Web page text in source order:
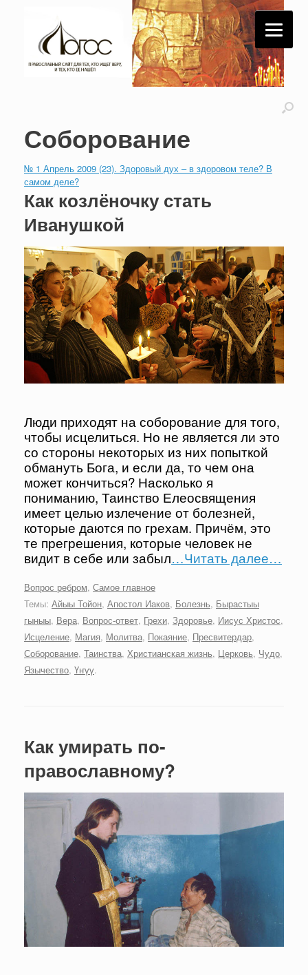
Соборование
№ 1 Апрель 2009 (23). Здоровый дух – в здоровом теле? В
самом деле?
Как козлёночку стать
Иванушкой
Люди приходят на соборование для того,
чтобы исцелиться. Но не является ли это
со стороны некоторых из них попыткой
обмануть Бога, и если да, то чем она
может кончиться? Насколько я
пониманию, Таинство Елеосвящения
имеет целью излечение от болезней,
которые даются по грехам. Причём, это
те прегрешения, которые человек не
видит в себе или забыл…Читать далее…
Вопрос ребром, Самое главное
Темы: Айыы Тойон, Апостол Иаков, Болезнь, Бырастыы
гыныы, Вера, Вопрос-ответ, Грехи, Здоровье, Иисус Христос,
Исцеление, Магия, Молитва, Покаяние, Пресвитердар,
Соборование, Таинства, Христианская жизнь, Церковь, Чудо,
Язычество, Үҥүү.
Как умирать по-
православному?